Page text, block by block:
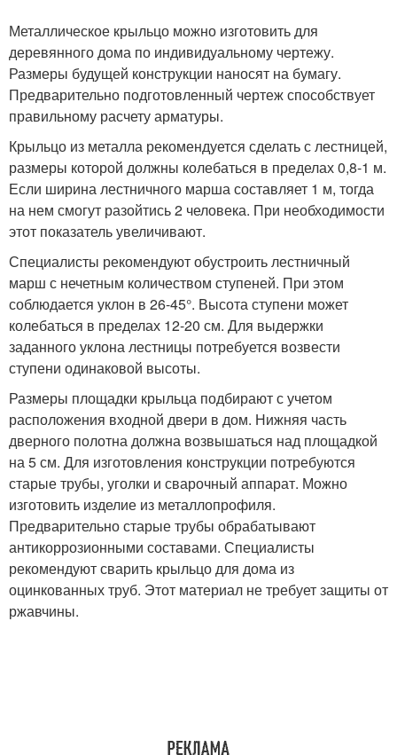
Металлическое крыльцо можно изготовить для
деревянного дома по индивидуальному чертежу.
Размеры будущей конструкции наносят на бумагу.
Предварительно подготовленный чертеж способствует
правильному расчету арматуры.
Крыльцо из металла рекомендуется сделать с лестницей,
размеры которой должны колебаться в пределах 0,8-1 м.
Если ширина лестничного марша составляет 1 м, тогда
на нем смогут разойтись 2 человека. При необходимости
этот показатель увеличивают.
Специалисты рекомендуют обустроить лестничный
марш с нечетным количеством ступеней. При этом
соблюдается уклон в 26-45°. Высота ступени может
колебаться в пределах 12-20 см. Для выдержки
заданного уклона лестницы потребуется возвести
ступени одинаковой высоты.
Размеры площадки крыльца подбирают с учетом
расположения входной двери в дом. Нижняя часть
дверного полотна должна возвышаться над площадкой
на 5 см. Для изготовления конструкции потребуются
старые трубы, уголки и сварочный аппарат. Можно
изготовить изделие из металлопрофиля.
Предварительно старые трубы обрабатывают
антикоррозионными составами. Специалисты
рекомендуют сварить крыльцо для дома из
оцинкованных труб. Этот материал не требует защиты от
ржавчины.